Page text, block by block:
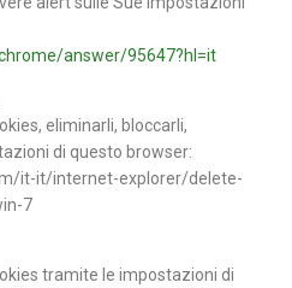
answer/95647?hl=it
eliminarli, bloccarli,
di questo browser:
it-it/internet-explorer/delete-
7
tramite le impostazioni di